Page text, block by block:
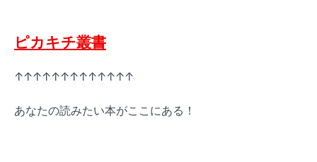
ピカキチ叢書
↑↑↑↑↑↑↑↑↑↑↑↑↑
あなたの読みたい本がここにある！